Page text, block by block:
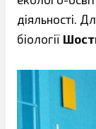
діяльності.
біології